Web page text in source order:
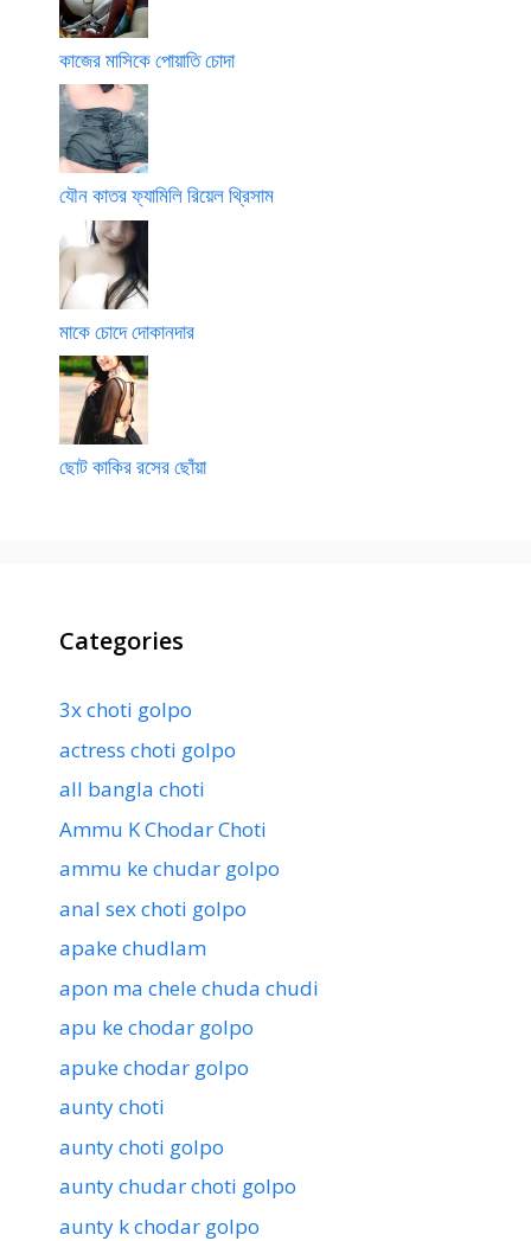
কাজের মাসিকে পোয়াতি চোদা
যৌন কাতর ফ্যামিলি রিয়েল থ্রিসাম
মাকে চোদে দোকানদার
ছোট কাকির রসের ছোঁয়া
Categories
3x choti golpo
actress choti golpo
all bangla choti
Ammu K Chodar Choti
ammu ke chudar golpo
anal sex choti golpo
apake chudlam
apon ma chele chuda chudi
apu ke chodar golpo
apuke chodar golpo
aunty choti
aunty choti golpo
aunty chudar choti golpo
aunty k chodar golpo